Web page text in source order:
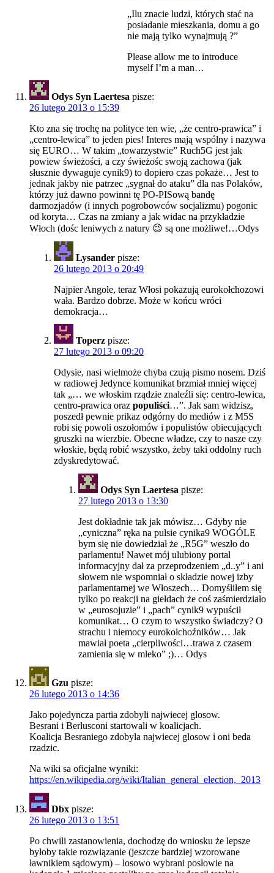
„Ilu znacie ludzi, których stać na
posiadanie mieszkania, domu a go
nie mają tylko wynajmują ?”
Please allow me to introduce
myself I’m a man…
Odys Syn Laertesa pisze:
26 lutego 2013 o 15:39
Kto zna się trochę na polityce ten wie, „że centro-prawica” i
„centro-lewica” to jeden pies! Interes mają wspólny i nazywa
się EURO… W takim „towarzystwie” Ruch5G jest jak
powiew świeżości, a czy świeżośc swoją zachowa (jak
słusznie dywaguje cynik9) to dopiero czas pokaże… Jest to
jednak jakby nie patrzec „sygnał do ataku” dla nas Polaków,
którzy już dawno powinni tę PO-PISową bandę
darmozjadów (i innych pogrobowców socjalizmu) pogonic
od koryta… Czas na zmiany a jak widac na przykładzie
Włoch (dośc leniwych z natury 😉 są one możliwe!…Odys
Lysander pisze:
26 lutego 2013 o 20:49
Najpier Angole, teraz Włosi pokazują eurokołchozowi
wała. Bardzo dobrze. Może w końcu wróci
demokracja…
Toperz pisze:
27 lutego 2013 o 09:20
Odysie, nasi wielmoże chyba czują pismo nosem. Dziś
w radiowej Jedynce komunikat brzmiał mniej więcej
tak „… we włoskim rządzie znaleźli się: centro-lewica,
centro-prawica oraz populiści…”. Jak sam widzisz,
poszedł pewnie prikaz odgórny do mediów i z M5S
robi się powoli oszołomów i populistów obiecujących
gruszki na wierzbie. Obecne władze, czy to nasze czy
włoskie, będą robić wszystko, żeby taki oddolny ruch
zdyskredytować.
Odys Syn Laertesa pisze:
27 lutego 2013 o 13:30
Jest dokładnie tak jak mówisz… Gdyby nie
„cyniczna” ręka na pulsie cynika9 WOGÓLE
bym się nie dowiedział że „R5G” weszło do
parlamentu! Nawet mój ulubiony portal
informacyjny dał za przeprodzeniem „d..y” i ani
słowem nie wspomniał o składzie nowej izby
parlamentarnej we Włoszech… Domyśliłem się
tylko po reakcji na giełdach że coś zaśmierdziało
w „eurosojuzie” i „pach” cynik9 wypuścił
komunikat… O czym to wszystko świadczy? O
strachu i niemocy eurokołchoźników… Jak
mawiał poeta „cierpliwości…trawa z czasem
zamienia się w mleko” ;)… Odys
Gzu pisze:
26 lutego 2013 o 14:36
Jako pojedyncza partia zdobyli najwiecej glosow.
Besrani i Berlusconi startowali w koalicjach.
Koalicja Besraniego zdobyla najwiecej glosow i oni beda
rzadzic.
Na wiki sa oficjalne wyniki:
https://en.wikipedia.org/wiki/Italian_general_election,_2013
Dbx pisze:
26 lutego 2013 o 13:51
Po chwili zastanowienia, dochodzę do wniosku że lepsze
byłoby takie rozwiązanie (jeszcze bardziej wzorowane
ławnikiem sądowym) – losowo wybrani posłowie na